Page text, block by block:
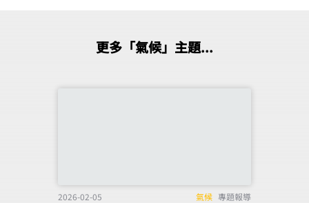
更多「氣候」主題...
2026-02-05 氣候 專題報導